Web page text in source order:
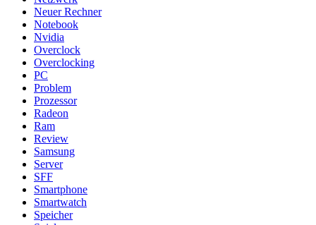
Neuer Rechner
Notebook
Nvidia
Overclock
Overclocking
PC
Problem
Prozessor
Radeon
Ram
Review
Samsung
Server
SFF
Smartphone
Smartwatch
Speicher